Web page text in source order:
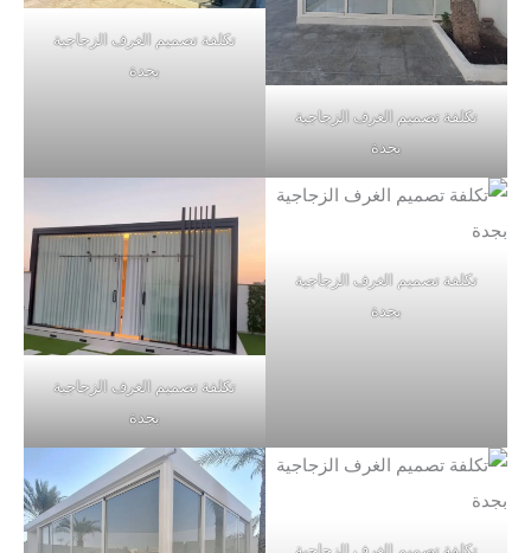
تكلفة تصميم الغرف الزجاجية
بجدة
تكلفة تصميم الغرف الزجاجية
بجدة
تكلفة تصميم الغرف الزجاجية
بجدة
تكلفة تصميم الغرف الزجاجية
بجدة
تكلفة تصميم الغرف الزجاجية